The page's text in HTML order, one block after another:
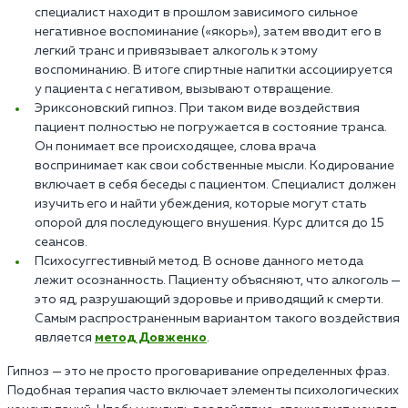
специалист находит в прошлом зависимого сильное
негативное воспоминание («якорь»), затем вводит его в
легкий транс и привязывает алкоголь к этому
воспоминанию. В итоге спиртные напитки ассоциируется
у пациента с негативом, вызывают отвращение.
Эриксоновский гипноз. При таком виде воздействия
пациент полностью не погружается в состояние транса.
Он понимает все происходящее, слова врача
воспринимает как свои собственные мысли. Кодирование
включает в себя беседы с пациентом. Специалист должен
изучить его и найти убеждения, которые могут стать
опорой для последующего внушения. Курс длится до 15
сеансов.
Психосуггестивный метод. В основе данного метода
лежит осознанность. Пациенту объясняют, что алкоголь —
это яд, разрушающий здоровье и приводящий к смерти.
Самым распространенным вариантом такого воздействия
является метод Довженко
Гипноз — это не просто проговаривание определенных фраз.
Подобная терапия часто включает элементы психологических